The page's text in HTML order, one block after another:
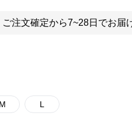
ご注文確定から7~28日でお届
M L